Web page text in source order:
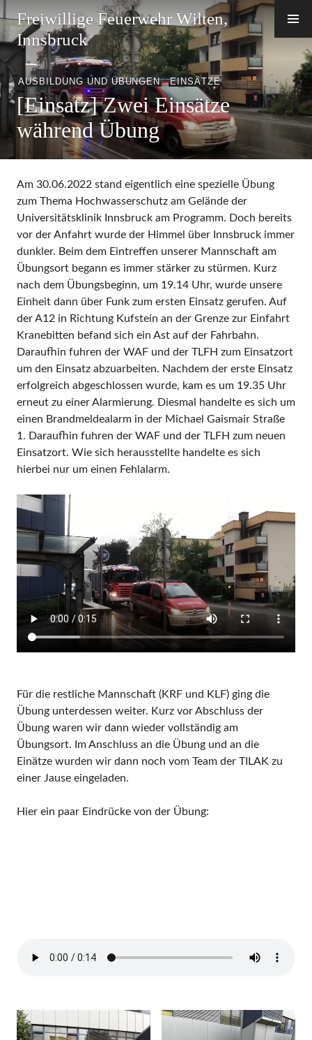
Inhalt
springen
Freiwillige Feuerwehr Wilten,
Innsbruck
AUSBILDUNG UND ÜBUNGEN,EINSÄTZE
[Einsatz] Zwei Einsätze
während Übung
Am 30.06.2022 stand eigentlich eine spezielle Übung
zum Thema Hochwasserschutz am Gelände der
Universitätsklinik Innsbruck am Programm. Doch bereits
vor der Anfahrt wurde der Himmel über Innsbruck immer
dunkler. Beim dem Eintreffen unserer Mannschaft am
Übungsort begann es immer stärker zu stürmen. Kurz
nach dem Übungsbeginn, um 19.14 Uhr, wurde unsere
Einheit dann über Funk zum ersten Einsatz gerufen. Auf
der A12 in Richtung Kufstein an der Grenze zur Einfahrt
Kranebitten befand sich ein Ast auf der Fahrbahn.
Daraufhin fuhren der WAF und der TLFH zum Einsatzort
um den Einsatz abzuarbeiten. Nachdem der erste Einsatz
erfolgreich abgeschlossen wurde, kam es um 19.35 Uhr
erneut zu einer Alarmierung. Diesmal handelte es sich um
einen Brandmeldealarm in der Michael Gaismair Straße
1. Daraufhin fuhren der WAF und der TLFH zum neuen
Einsatzort. Wie sich herausstellte handelte es sich
hierbei nur um einen Fehlalarm.
Für die restliche Mannschaft (KRF und KLF) ging die
Übung unterdessen weiter. Kurz vor Abschluss der
Übung waren wir dann wieder vollständig am
Übungsort. Im Anschluss an die Übung und an die
Einätze wurden wir dann noch vom Team der TILAK zu
einer Jause eingeladen.
Hier ein paar Eindrücke von der Übung: